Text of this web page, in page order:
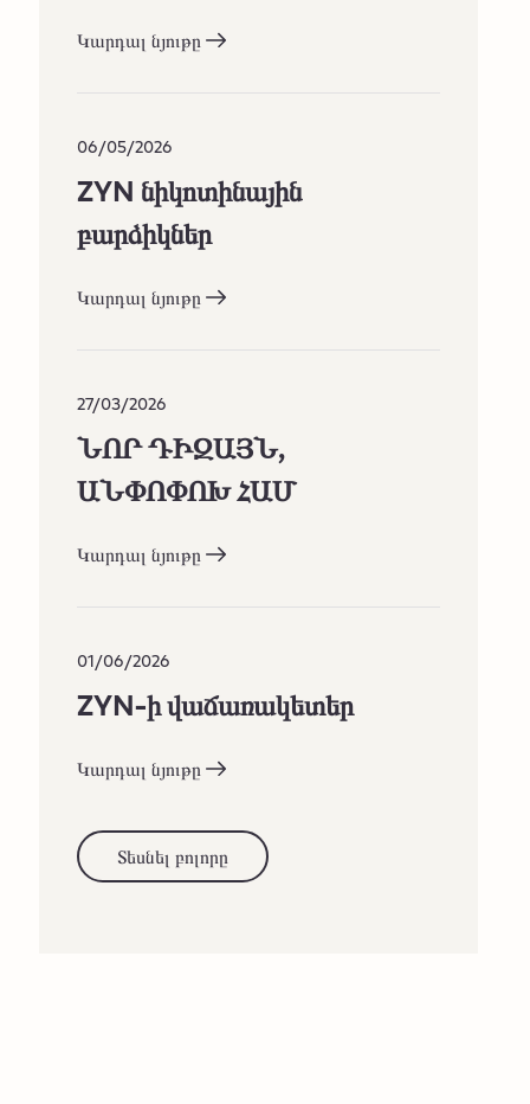
Կարդալ նյութը
06/05/2026
ZYN նիկոտինային
բարձիկներ
Կարդալ նյութը
27/03/2026
ՆՈՐ ԴԻԶԱՅՆ,
ԱՆՓՈՓՈԽ ՀԱՄ
Կարդալ նյութը
01/06/2026
ZYN-ի վաճառակետեր
Կարդալ նյութը
Տեսնել բոլորը